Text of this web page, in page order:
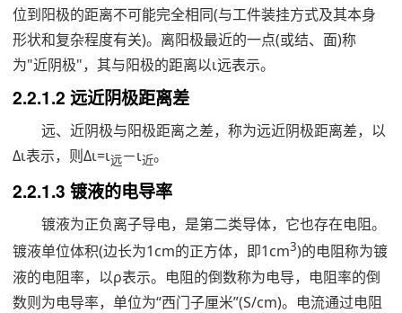
位到阳极的距离不可能完全相同(与工件装挂方式及其本身
形状和复杂程度有关)。离阳极最近的一点(或结、面)称
为"近阴极"，其与阳极的距离以ι远表示。
2.2.1.2 远近阴极距离差
远、近阴极与阳极距离之差，称为远近阴极距离差，以
Δι表示，则Δι=ι远－ι近。
2.2.1.3 镀液的电导率
镀液为正负离子导电，是第二类导体，它也存在电阻。
镀液单位体积(边长为1cm的正方体，即1cm3)的电阻称为镀
液的电阻率，以ρ表示。电阻的倒数称为电导，电阻率的倒
数则为电导率，单位为“西门子厘米”(S/cm)。电流通过电阻